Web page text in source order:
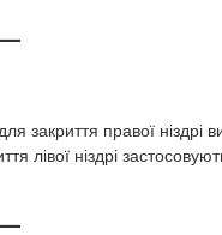
закриття правої ніздрі
лівої ніздрі